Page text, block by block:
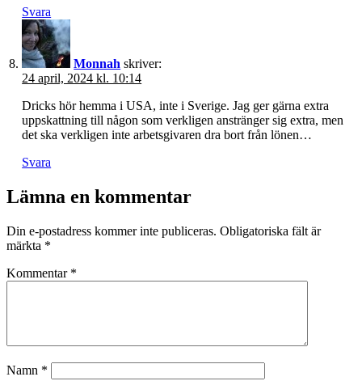
Svara
Monnah skriver:
24 april, 2024 kl. 10:14
Dricks hör hemma i USA, inte i Sverige. Jag ger gärna extra
uppskattning till någon som verkligen anstränger sig extra, men
det ska verkligen inte arbetsgivaren dra bort från lönen…
Svara
Lämna en kommentar
Din e-postadress kommer inte publiceras. Obligatoriska fält är
märkta *
Kommentar *
Namn *